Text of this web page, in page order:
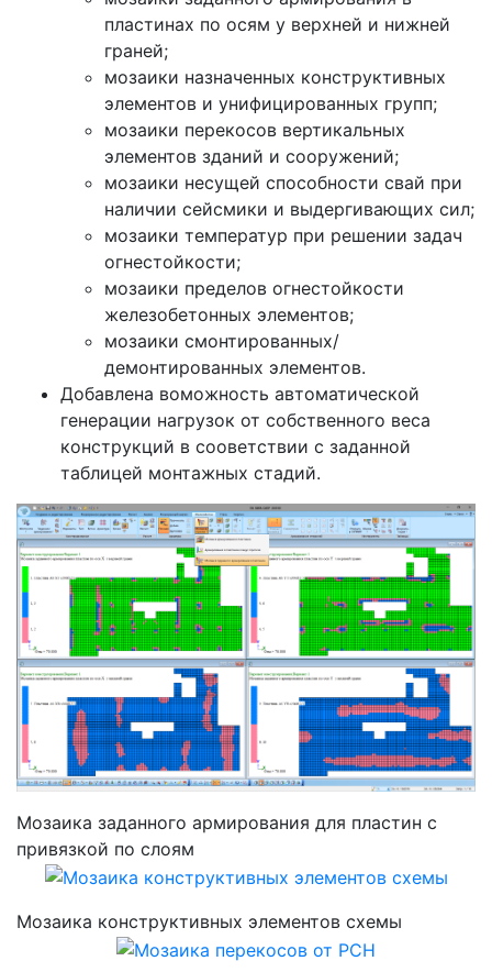
пластинах по осям у верхней и нижней
граней;
мозаики назначенных конструктивных
элементов и унифицированных групп;
мозаики перекосов вертикальных
элементов зданий и сооружений;
мозаики несущей способности свай при
наличии сейсмики и выдергивающих сил;
мозаики температур при решении задач
огнестойкости;
мозаики пределов огнестойкости
железобетонных элементов;
мозаики смонтированных/
демонтированных элементов.
Добавлена воможность автоматической
генерации нагрузок от собственного веса
конструкций в сооветствии с заданной
таблицей монтажных стадий.
Мозаика заданного армирования для пластин с
привязкой по слоям
Мозаика конструктивных элементов схемы